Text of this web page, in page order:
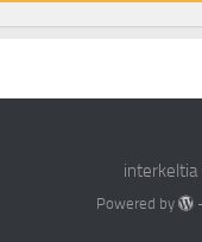
interkeltia
Powered by